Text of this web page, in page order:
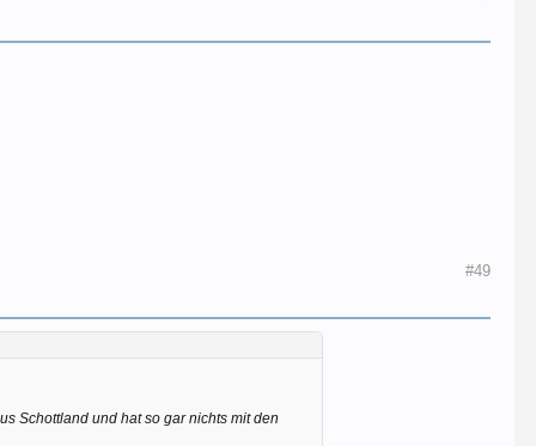
#49
Schottland und hat so gar nichts mit den